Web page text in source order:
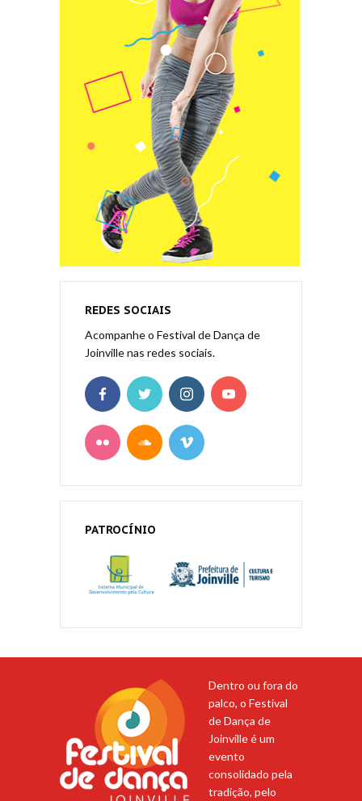
REDES SOCIAIS
Acompanhe o Festival de Dança de
Joinville nas redes sociais.
PATROCÍNIO
Dentro ou fora do
palco, o Festival
de Dança de
Joinville é um
evento
consolidado pela
tradição, pelo